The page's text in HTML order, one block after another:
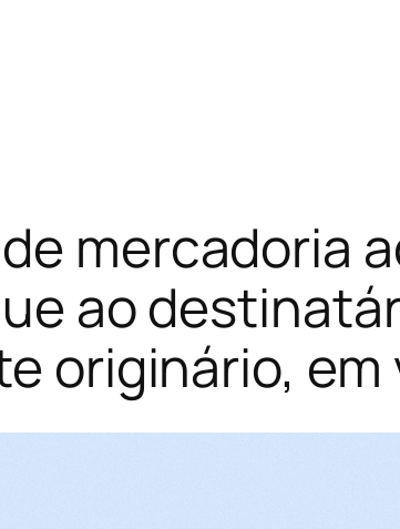
de mercadoria
ao
originário, em